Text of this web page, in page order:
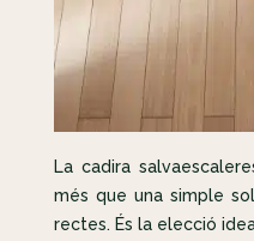
La cadira
més que una simple
rectes. És la elecció